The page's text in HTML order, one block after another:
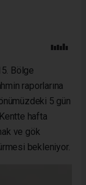
Bölge
raporlarına
5 gün
hafta
ve gök
bekleniyor.